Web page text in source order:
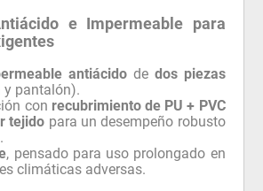
e Impermeable para
antiácido de dos piezas
y pantalón).
con recubrimiento de PU + PVC
tejido para un desempeño robusto
, pensado para uso prolongado en
climáticas adversas.